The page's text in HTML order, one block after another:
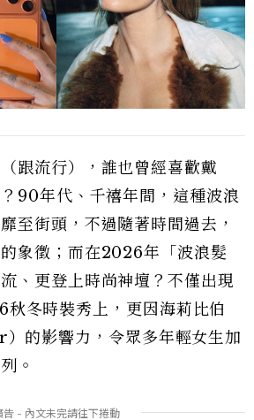
跟流行），誰也曾經喜歡戴
？90年代、千禧年間，這種波浪
至街頭，不過隨著時間過去，
象徵；而在2026年「波浪髮
、更登上時尚神壇？不僅出現
冬時裝秀上，更因海莉比伯
的影響力，令眾多年輕女生加
。